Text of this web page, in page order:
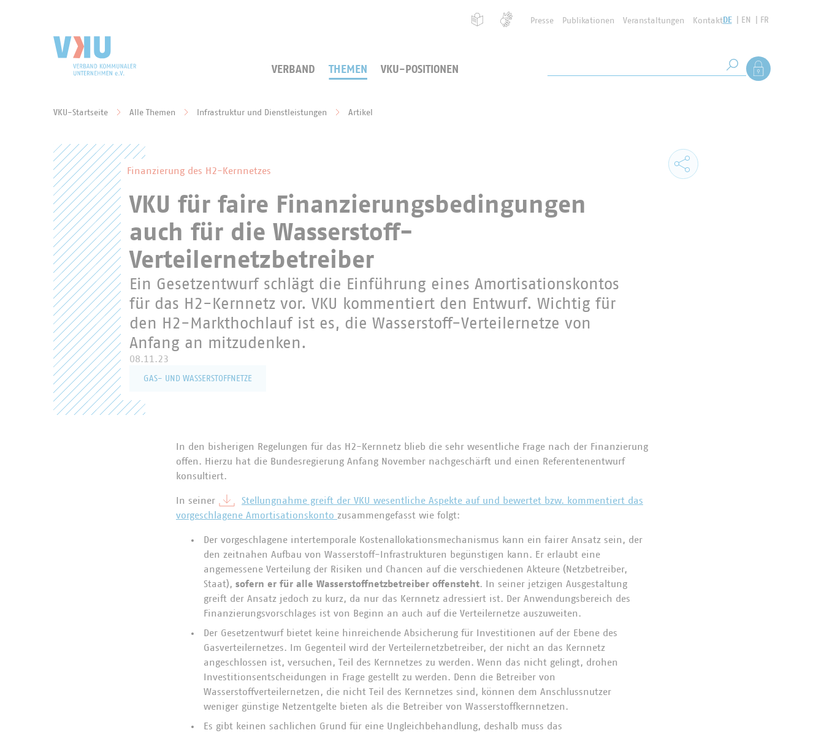
Presse Publikationen Veranstaltungen KontaktDE EN FR
VERBAND THEMEN VKU-POSITIONEN Suche starten
Als Mitglied
VKU-Startseite Alle Themen Infrastruktur und Dienstleistungen Artikel
Finanzierung des H2-Kernnetzes
VKU für faire Finanzierungsbedingungen
auch für die Wasserstoff-
Verteilernetzbetreiber
Ein Gesetzentwurf schlägt die Einführung eines Amortisationskontos
für das H2-Kernnetz vor. VKU kommentiert den Entwurf. Wichtig für
den H2-Markthochlauf ist es, die Wasserstoff-Verteilernetze von
Anfang an mitzudenken.
08.11.23
GAS- UND WASSERSTOFFNETZE
In den bisherigen Regelungen für das H2-Kernnetz blieb die sehr wesentliche Frage nach der Finanzierung
offen. Hierzu hat die Bundesregierung Anfang November nachgeschärft und einen Referentenentwurf
konsultiert.
In seiner
Stellungnahme greift der VKU wesentliche Aspekte auf und bewertet bzw. kommentiert das
vorgeschlagene Amortisationskonto zusammengefasst wie folgt:
Der vorgeschlagene intertemporale Kostenallokationsmechanismus kann ein fairer Ansatz sein, der
den zeitnahen Aufbau von Wasserstoff-Infrastrukturen begünstigen kann. Er erlaubt eine
angemessene Verteilung der Risiken und Chancen auf die verschiedenen Akteure (Netzbetreiber,
Staat), sofern er für alle Wasserstoffnetzbetreiber offensteht. In seiner jetzigen Ausgestaltung
greift der Ansatz jedoch zu kurz, da nur das Kernnetz adressiert ist. Der Anwendungsbereich des
Finanzierungsvorschlages ist von Beginn an auch auf die Verteilernetze auszuweiten.
Der Gesetzentwurf bietet keine hinreichende Absicherung für Investitionen auf der Ebene des
Gasverteilernetzes. Im Gegenteil wird der Verteilernetzbetreiber, der nicht an das Kernnetz
angeschlossen ist, versuchen, Teil des Kernnetzes zu werden. Wenn das nicht gelingt, drohen
Investitionsentscheidungen in Frage gestellt zu werden. Denn die Betreiber von
Wasserstoffverteilernetzen, die nicht Teil des Kernnetzes sind, können dem Anschlussnutzer
weniger günstige Netzentgelte bieten als die Betreiber von Wasserstoffkernnetzen.
Es gibt keinen sachlichen Grund für eine Ungleichbehandlung, deshalb muss das